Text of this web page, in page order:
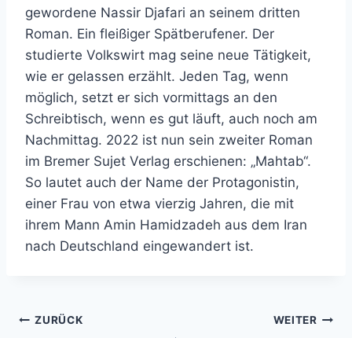
gewordene Nassir Djafari an seinem dritten
Roman. Ein fleißiger Spätberufener. Der
studierte Volkswirt mag seine neue Tätigkeit,
wie er gelassen erzählt. Jeden Tag, wenn
möglich, setzt er sich vormittags an den
Schreibtisch, wenn es gut läuft, auch noch am
Nachmittag. 2022 ist nun sein zweiter Roman
im Bremer Sujet Verlag erschienen: „Mahtab“.
So lautet auch der Name der Protagonistin,
einer Frau von etwa vierzig Jahren, die mit
ihrem Mann Amin Hamidzadeh aus dem Iran
nach Deutschland eingewandert ist.
ZURÜCK WEITER